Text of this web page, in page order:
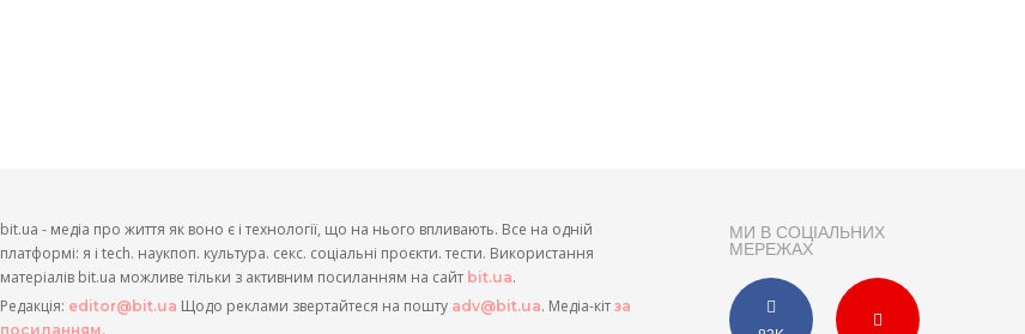
МИ В СОЦІАЛЬНИХ
МЕРЕЖАХ
bit.ua - медіа про життя як воно є і технології, що на нього впливають. Все на одній
платформі: я і tech. наукпоп. культура. секс. соціальні проєкти. тести. Використання
матеріалів bit.ua можливе тільки з активним посиланням на сайт bit.ua.
Редакція: editor@bit.ua Щодо реклами звертайтеся на пошту adv@bit.ua. Медіа-кіт за
посиланням.